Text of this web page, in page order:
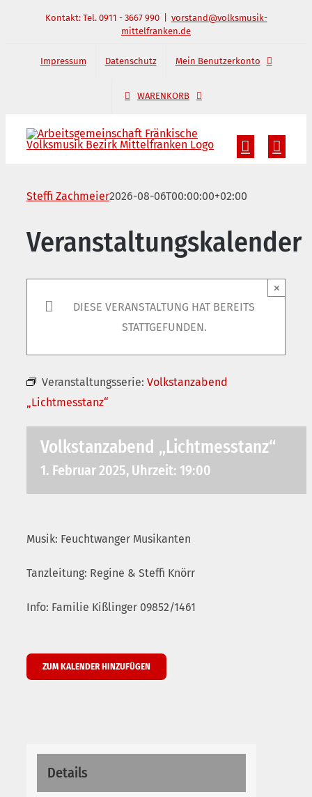
springen
Kontakt: Tel. 0911 - 3667 990
vorstand@volksmusik-
mittelfranken.de
Impressum Datenschutz Mein Benutzerkonto
WARENKORB
Steffi Zachmeier2026-08-06T00:00:00+02:00
Veranstaltungskalender
DIESE VERANSTALTUNG HAT BEREITS
STATTGEFUNDEN.
×
Veranstaltungsserie: Volkstanzabend
„Lichtmesstanz“
Volkstanzabend „Lichtmesstanz“
1. Februar 2025, Uhrzeit: 19:00
Musik: Feuchtwanger Musikanten
Tanzleitung: Regine & Steffi Knörr
Info: Familie Kißlinger 09852/1461
ZUM KALENDER HINZUFÜGEN
Details